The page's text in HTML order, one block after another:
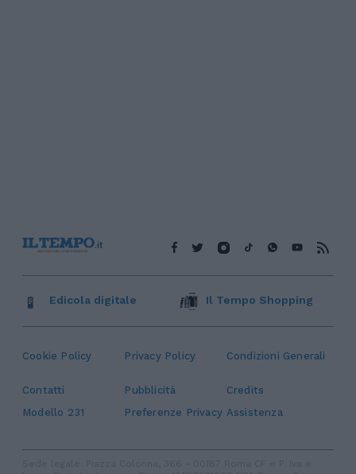
Cookie Policy Privacy Policy Condizioni Generali
Contatti Pubblicità
Credits
Modello 231
Preferenze Privacy Assistenza
Edicola digitale Il Tempo Shopping